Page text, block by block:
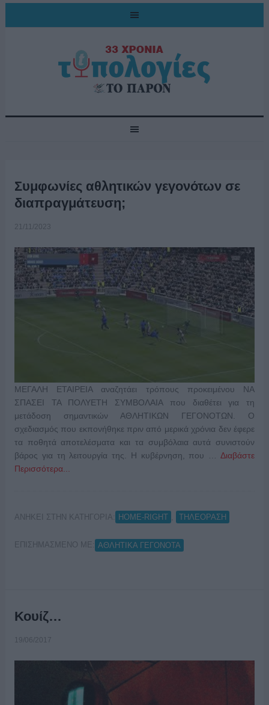
Συμφωνίες αθλητικών γεγονότων σε
διαπραγμάτευση;
21/11/2023
ΜΕΓΑΛΗ ΕΤΑΙΡΕΙΑ αναζητάει τρόπους προκειμένου ΝΑ
ΣΠΑΣΕΙ ΤΑ ΠΟΛΥΕΤΗ ΣΥΜΒΟΛΑΙΑ που διαθέτει για τη
μετάδοση σημαντικών ΑΘΛΗΤΙΚΩΝ ΓΕΓΟΝΟΤΩΝ. Ο
σχεδιασμός που εκπονήθηκε πριν από μερικά χρόνια δεν έφερε
τα ποθητά αποτελέσματα και τα συμβόλαια αυτά συνιστούν
βάρος για τη λειτουργία της. Η κυβέρνηση, που …Διαβάστε
Περισσότερα...
ΑΝΗΚΕΙ ΣΤΗΝ ΚΑΤΗΓΟΡΙΑ: HOME-RIGHT ΤΗΛΕΟΡΑΣΗ
ΕΠΙΣΗΜΑΣΜΕΝΟ ΜΕ: ΑΘΛΗΤΙΚΑ ΓΕΓΟΝΟΤΑ
Κουίζ…
19/06/2017